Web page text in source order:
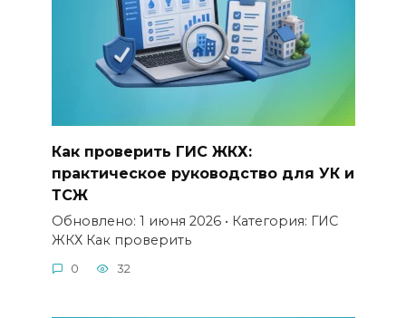
Как проверить ГИС ЖКХ:
практическое руководство для УК и
ТСЖ
Обновлено: 1 июня 2026 • Категория: ГИС
ЖКХ Как проверить
0 32